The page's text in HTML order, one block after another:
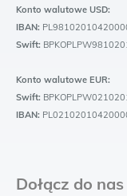
Konto walutowe USD:
IBAN:
Swift:
Konto walutowe EUR:
Swift:
IBAN:
Dołącz do nas